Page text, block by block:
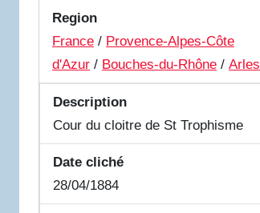
Region
France / Provence-Alpes-Côte
d'Azur / Bouches-du-Rhône / Arles
Description
Cour du cloitre de St Trophisme
Date cliché
28/04/1884